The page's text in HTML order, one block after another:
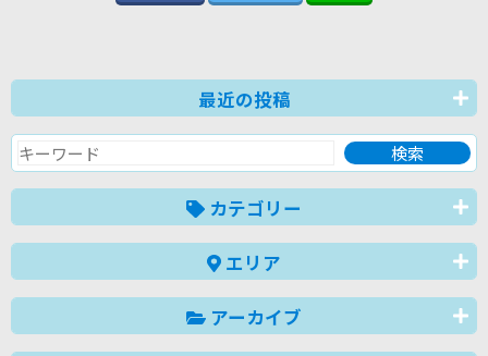
最近の投稿
カテゴリー
エリア
アーカイブ